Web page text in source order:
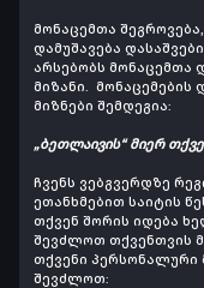
მონაცემთა
დამუშავება
არსებობს მონაცემთა
მიზანი. მონაცემების
მიზნები შემდეგია:
„ბეთლაივის“ მიერ
ჩვენს ვებგვერდზე
ეთანხმებით საიტის
თქვენ შორის იდება
შევძლოთ თქვენთვის
თქვენი პერსონალური
შევძლოთ: